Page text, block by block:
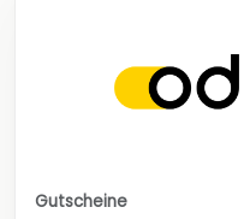
Gutscheine